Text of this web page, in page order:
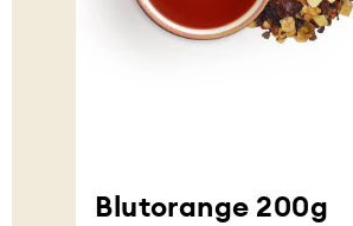
Blutorange 200g